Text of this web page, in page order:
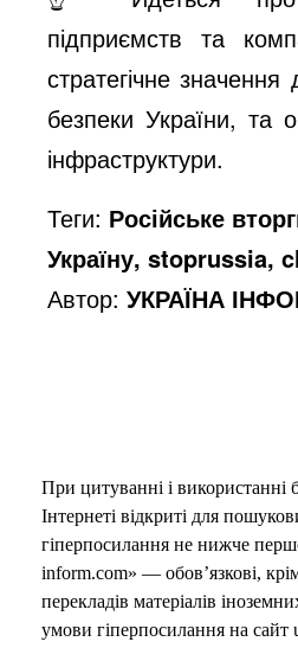
підприємств та
стратегічне
безпеки України, та
інфраструктури.
Теги: Російське
Україну, stoprussia,
Автор:УКРАЇНА
При цитуванні і використанні
Інтернеті відкриті для
гіперпосилання не нижче
inform.com» — обов’язкові,
перекладів матеріалів
умови гіперпосилання на сайт